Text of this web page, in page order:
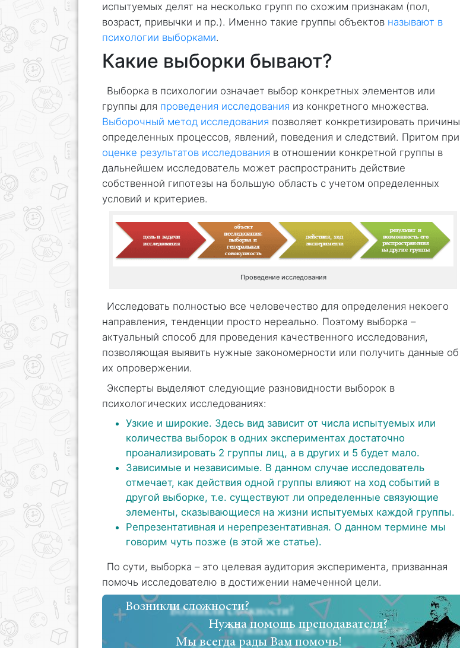
испытуемых делят на несколько групп по схожим признакам (пол,
возраст, привычки и пр.). Именно такие группы объектов называют в
психологии выборками.
Какие выборки бывают?
Выборка в психологии означает выбор конкретных элементов или
группы для проведения исследования из конкретного множества.
Выборочный метод исследования позволяет конкретизировать причины
определенных процессов, явлений, поведения и следствий. Притом при
оценке результатов исследования в отношении конкретной группы в
дальнейшем исследователь может распространить действие
собственной гипотезы на большую область с учетом определенных
условий и критериев.
Проведение исследования
Исследовать полностью все человечество для определения некоего
направления, тенденции просто нереально. Поэтому выборка –
актуальный способ для проведения качественного исследования,
позволяющая выявить нужные закономерности или получить данные об
их опровержении.
Эксперты выделяют следующие разновидности выборок в
психологических исследованиях:
Узкие и широкие. Здесь вид зависит от числа испытуемых или
количества выборок в одних экспериментах достаточно
проанализировать 2 группы лиц, а в других и 5 будет мало.
Зависимые и независимые. В данном случае исследователь
отмечает, как действия одной группы влияют на ход событий в
другой выборке, т.е. существуют ли определенные связующие
элементы, сказывающиеся на жизни испытуемых каждой группы.
Репрезентативная и нерепрезентативная. О данном термине мы
говорим чуть позже (в этой же статье).
По сути, выборка – это целевая аудитория эксперимента, призванная
помочь исследователю в достижении намеченной цели.
Возникли сложности?
Нужна помощь преподавателя?
Мы всегда рады Вам помочь!